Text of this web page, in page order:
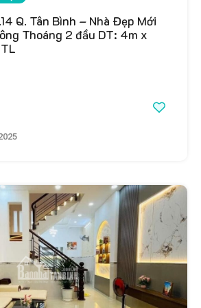
Q. Tân Bình – Nhà Đẹp Mới
Thoáng 2 đầu DT: 4m x